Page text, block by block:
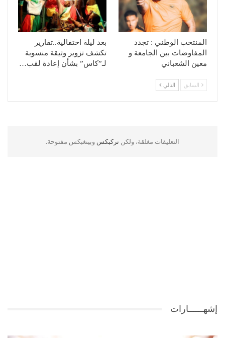
المنتخب الوطني : تجدد
المفاوضات بين الجامعة و
معين الشعباني
بعد ليلة احتفالية..تقارير
تكشف تزوير وثيقة منسوبة
لـ”كاس” بشأن إعادة لقب…
السابق التالي
التعليقات مغلقة، ولكن تركبكس وبينغبكس مفتوحة.
إشهــــــارات